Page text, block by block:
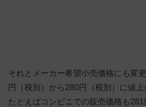
それとメーカー希望小売価格にも変
円（税別）から280円（税別）に値上
たとえばコンビニでの販売価格も